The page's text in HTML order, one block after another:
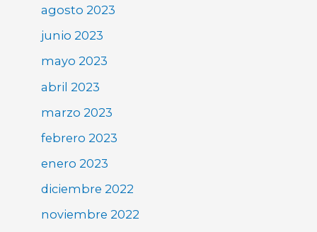
agosto 2023
junio 2023
mayo 2023
abril 2023
marzo 2023
febrero 2023
enero 2023
diciembre 2022
noviembre 2022